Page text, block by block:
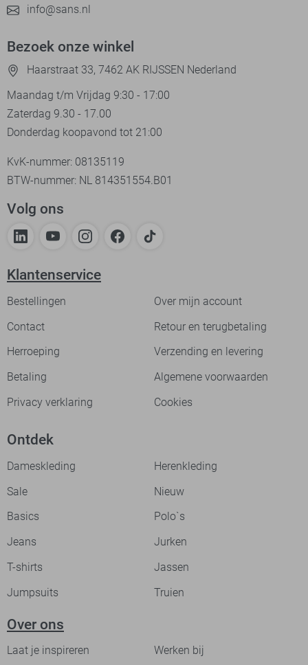
info@sans.nl
Bezoek onze winkel
Haarstraat 33, 7462 AK RIJSSEN Nederland
Maandag t/m Vrijdag 9:30 - 17:00
Zaterdag 9.30 - 17.00
Donderdag koopavond tot 21:00
KvK-nummer: 08135119
BTW-nummer: NL 814351554.B01
Volg ons
Klantenservice
Bestellingen
Over mijn account
Contact
Retour en terugbetaling
Herroeping
Verzending en levering
Betaling
Algemene voorwaarden
Privacy verklaring
Cookies
Ontdek
Dameskleding
Herenkleding
Sale
Nieuw
Basics
Polo`s
Jeans
Jurken
T-shirts
Jassen
Jumpsuits
Truien
Over ons
Laat je inspireren Werken bij